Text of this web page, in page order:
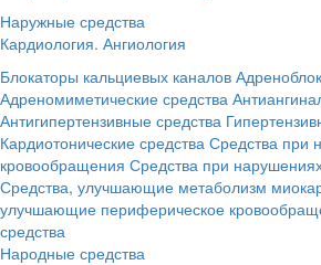
Наружные средства
Кардиология. Ангиология
Блокаторы кальциевых каналов
Адреномиметические средства
Антигипертензивные средства
Кардиотонические средства Средства при
кровообращения Средства при
Средства, улучшающие метаболизм
улучшающие периферическое
средства
Народные средства